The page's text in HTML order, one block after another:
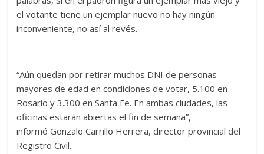
el votante tiene un ejemplar nuevo no hay ningún
inconveniente, no así al revés.
“Aún quedan por retirar muchos DNI de personas
mayores de edad en condiciones de votar, 5.100 en
Rosario y 3.300 en Santa Fe. En ambas ciudades, las
oficinas estarán abiertas el fin de semana”,
informó Gonzalo Carrillo Herrera, director provincial del
Registro Civil.